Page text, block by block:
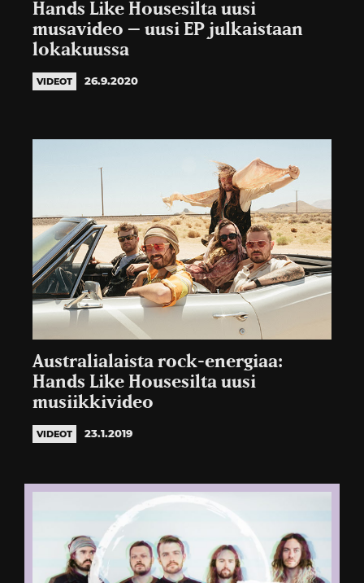
Hands Like Housesilta uusi
musavideo – uusi EP julkaistaan
lokakuussa
VIDEOT 26.9.2020
Australialaista rock-energiaa:
Hands Like Housesilta uusi
musiikkivideo
VIDEOT 23.1.2019